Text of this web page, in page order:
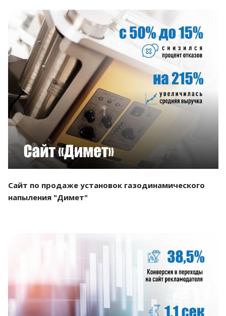
Смотреть проект
Сайт по продаже установок газодинамического
напыления "Димет"